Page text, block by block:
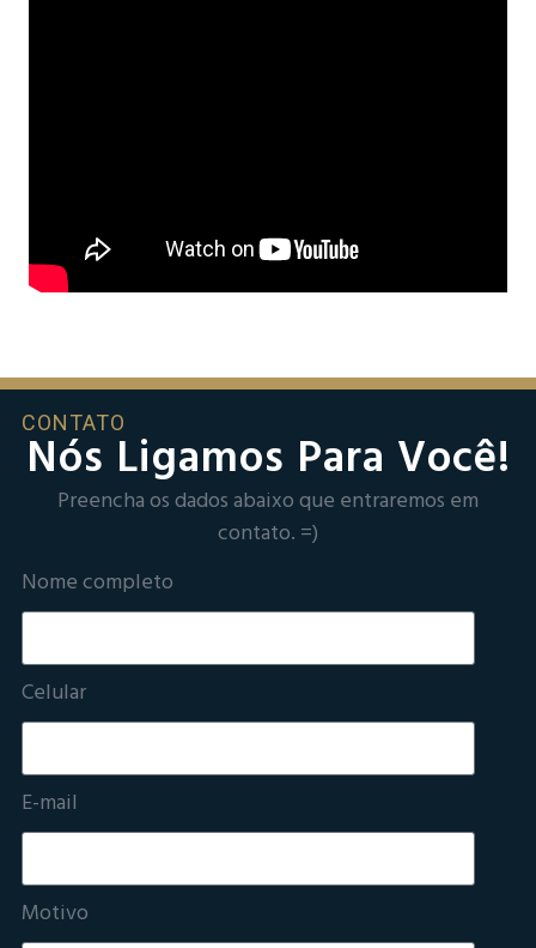
CONTATO
Nós Ligamos Para Você!
Preencha os dados abaixo que entraremos em
contato. =)
Nome completo
Celular
E-mail
Motivo